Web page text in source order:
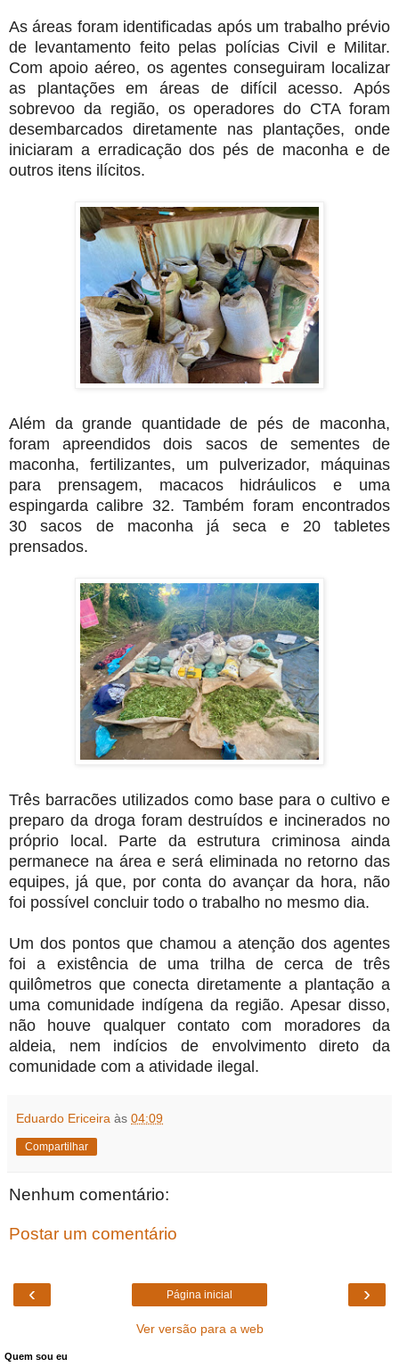
As áreas foram identificadas após um trabalho prévio
de levantamento feito pelas polícias Civil e Militar.
Com apoio aéreo, os agentes conseguiram localizar
as plantações em áreas de difícil acesso. Após
sobrevoo da região, os operadores do CTA foram
desembarcados diretamente nas plantações, onde
iniciaram a erradicação dos pés de maconha e de
outros itens ilícitos.
Além da grande quantidade de pés de maconha,
foram apreendidos dois sacos de sementes de
maconha, fertilizantes, um pulverizador, máquinas
para prensagem, macacos hidráulicos e uma
espingarda calibre 32. Também foram encontrados
30 sacos de maconha já seca e 20 tabletes
prensados.
Três barracões utilizados como base para o cultivo e
preparo da droga foram destruídos e incinerados no
próprio local. Parte da estrutura criminosa ainda
permanece na área e será eliminada no retorno das
equipes, já que, por conta do avançar da hora, não
foi possível concluir todo o trabalho no mesmo dia.
Um dos pontos que chamou a atenção dos agentes
foi a existência de uma trilha de cerca de três
quilômetros que conecta diretamente a plantação a
uma comunidade indígena da região. Apesar disso,
não houve qualquer contato com moradores da
aldeia, nem indícios de envolvimento direto da
comunidade com a atividade ilegal.
Eduardo Ericeira às 04:09
Compartilhar
Nenhum comentário:
Postar um comentário
‹ ›
Página inicial
Ver versão para a web
Quem sou eu